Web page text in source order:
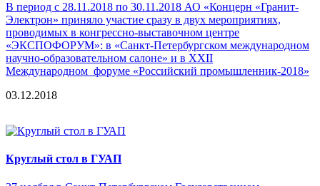
В период с 28.11.2018 по 30.11.2018 АО «Концерн «Гранит-
Электрон» приняло участие сразу в двух мероприятиях,
проводимых в конгрессно-выставочном центре
«ЭКСПОФОРУМ»: в «Санкт-Петербургском международном
научно-образовательном салоне» и в XXII
Международном форуме «Российский промышленник-2018»
03.12.2018
Круглый стол в ГУАП